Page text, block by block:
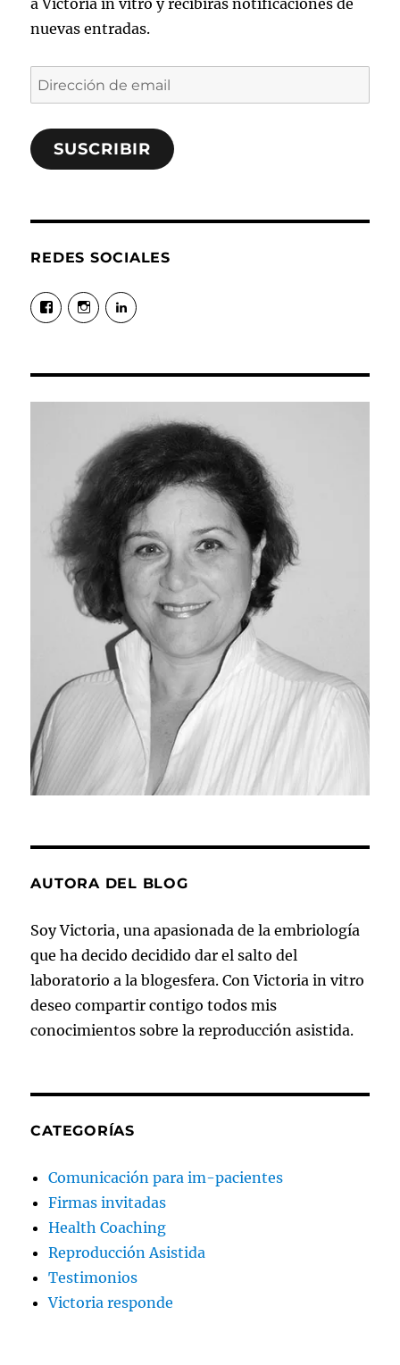
a Victoria in vitro y recibirás notificaciones de
nuevas entradas.
Dirección
de
email
SUSCRIBIR
REDES SOCIALES
Ver
perfil
Facebook
Ver
perfil
Instagram
Ver
perfil
LinkedIn
AUTORA DEL BLOG
Soy Victoria, una apasionada de la embriología
que ha decido decidido dar el salto del
laboratorio a la blogesfera. Con Victoria in vitro
deseo compartir contigo todos mis
conocimientos sobre la reproducción asistida.
CATEGORÍAS
Comunicación para im-pacientes
Firmas invitadas
Health Coaching
Reproducción Asistida
Testimonios
Victoria responde